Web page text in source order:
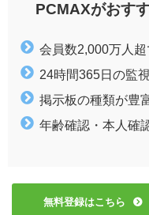
PCMAXがおす
会員数2,000万人
24時間365日の監
掲示板の種類が豊
年齢確認・本人確
無料登録はこちら